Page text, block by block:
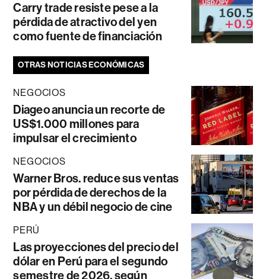
Carry trade resiste pese a la
pérdida de atractivo del yen
como fuente de financiación
OTRAS NOTICIAS ECONÓMICAS
NEGOCIOS
Diageo anuncia un recorte de
US$1.000 millones para
impulsar el crecimiento
NEGOCIOS
Warner Bros. reduce sus ventas
por pérdida de derechos de la
NBA y un débil negocio de cine
PERÚ
Las proyecciones del precio del
dólar en Perú para el segundo
semestre de 2026, según